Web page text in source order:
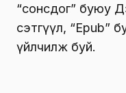
“сонсдог” буюу
сэтгүүл, “Epub”
үйлчилж буй.